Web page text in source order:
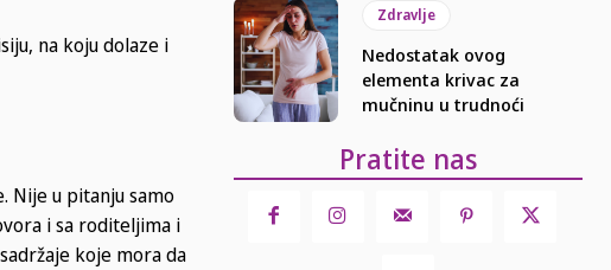
na koju dolaze i
Nije u pitanju samo
i sa roditeljima i
koje mora da
Zdravlje
Nedostatak ovog
elementa krivac za
mučninu u trudnoći
Pratite nas